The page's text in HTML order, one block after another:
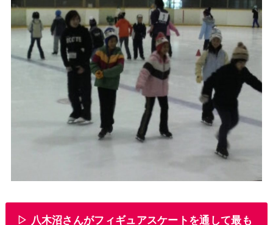
▷ 八木沼さんがフィギュアスケートを通して最も